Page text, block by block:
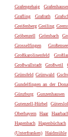
Grafengehaig
Grafling
Grafrath
Greifenberg Greiling
Gröbenzell
Grömbach
Grosselfingen
Großkarolinenfeld
Großwallstadt
Großweil
Grünsfeld Grünwald
Gundelfingen an der
Günzburg
Gunzenhausen
Gutenzell-Hürbel
Oberbayern
Haar
Hagenbach Hagenbüchach
(Unterfranken) Haidmühle